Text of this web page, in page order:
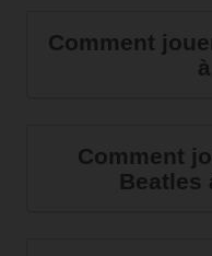
Comment
Comment
Beatles